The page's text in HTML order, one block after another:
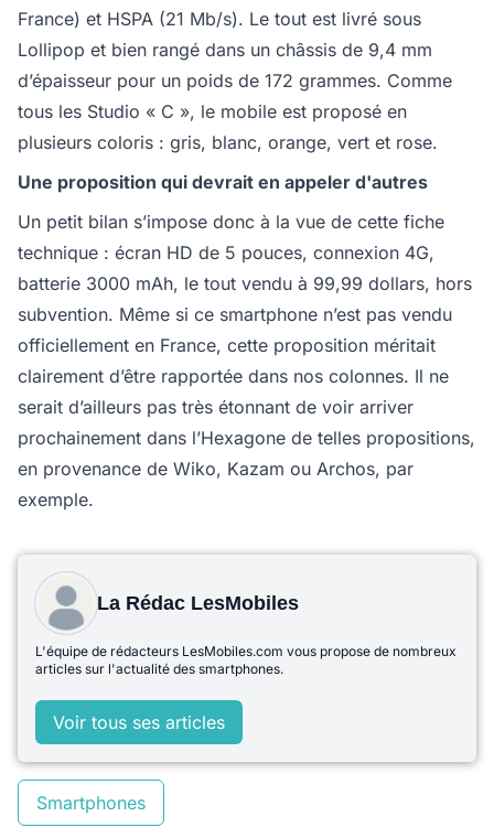
France) et HSPA (21 Mb/s). Le tout est livré sous
Lollipop et bien rangé dans un châssis de 9,4 mm
d’épaisseur pour un poids de 172 grammes. Comme
tous les Studio « C », le mobile est proposé en
plusieurs coloris : gris, blanc, orange, vert et rose.
Une proposition qui devrait en appeler d'autres
Un petit bilan s’impose donc à la vue de cette fiche
technique : écran HD de 5 pouces, connexion 4G,
batterie 3000 mAh, le tout vendu à 99,99 dollars, hors
subvention. Même si ce smartphone n’est pas vendu
officiellement en France, cette proposition méritait
clairement d’être rapportée dans nos colonnes. Il ne
serait d’ailleurs pas très étonnant de voir arriver
prochainement dans l’Hexagone de telles propositions,
en provenance de Wiko, Kazam ou Archos, par
exemple.
La Rédac LesMobiles
L'équipe de rédacteurs LesMobiles.com vous propose de nombreux
articles sur l'actualité des smartphones.
Voir tous ses articles
Smartphones